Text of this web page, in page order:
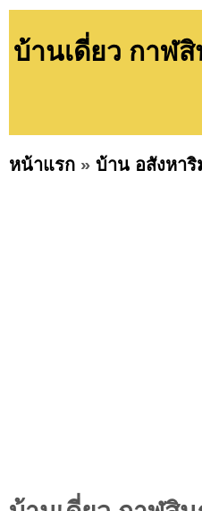
บ้านเดี่ยว กาฬ
หน้าแรก » บ้าน อสังหา